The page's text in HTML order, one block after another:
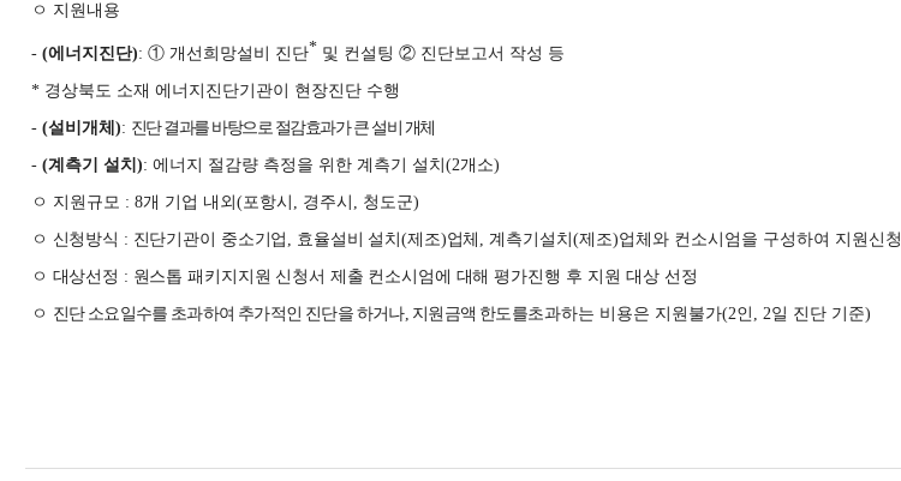
ㅇ 지원내용
- (에너지진단): ① 개선희망설비 진단* 및 컨설팅 ② 진단보고서 작성 등
* 경상북도 소재 에너지진단기관이 현장진단 수행
- (설비개체 ): 진단 결과를 바탕으로 절감효과가 큰 설비 개체
- (계측기 설치 ): 에너지 절감량 측정을 위한 계측기 설치 (2개소)
ㅇ 지원규모 : 8개 기업 내외 (포항시 , 경주시 , 청도군)
ㅇ 신청방식 : 진단기관이 중소기업 , 효율설비 설치(제조)업체 ,계측기 설치 (제조)업체와 컨소시엄을 구성하여 지원신청
ㅇ 대상선정 : 원스톱 패키지지원 신청서 제출 컨소시엄에 대해 평가진행 후 지원 대상 선정
ㅇ 진단 소요일수를 초과하여 추가적인 진단을 하거나, 지원금액 한도를초과하는 비용은 지원불가(2인 , 2일 진단 기준)